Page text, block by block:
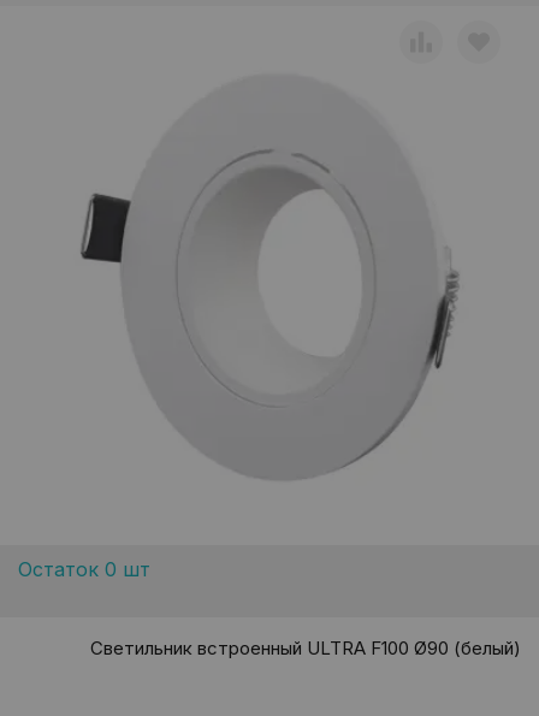
Остаток 0 шт
Светильник встроенный ULTRA F100 Ø90 (белый)